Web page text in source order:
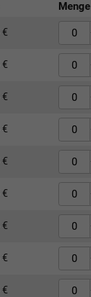
Menge
€
€
€
€
€
€
€
€
€